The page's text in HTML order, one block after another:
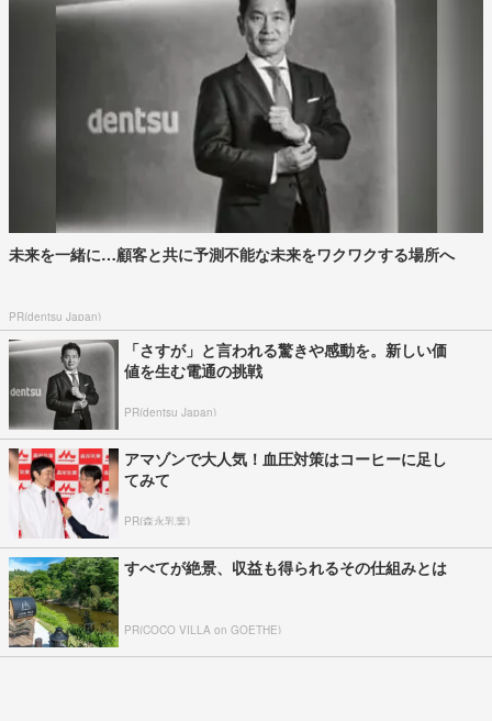
未来を一緒に…顧客と共に予測不能な未来をワクワクする場所へ
PR(dentsu Japan)
「さすが」と言われる驚きや感動を。新しい価
値を生む電通の挑戦
PR(dentsu Japan)
アマゾンで大人気！血圧対策はコーヒーに足し
てみて
PR(森永乳業)
すべてが絶景、収益も得られるその仕組みとは
PR(COCO VILLA on GOETHE)